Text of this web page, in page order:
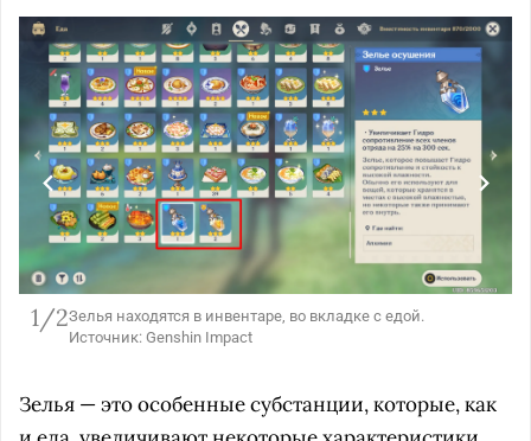
1/2Зелья находятся в инвентаре, во вкладке с едой.
Источник: Genshin Impact
Зелья — это особенные субстанции, которые, как